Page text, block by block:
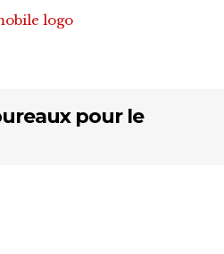
pour le